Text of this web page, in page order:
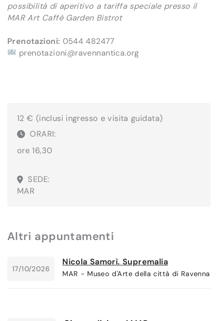
possibilità di aperitivo a tariffa speciale presso il
MAR Art Caffè Garden Bistrot
Prenotazioni: 0544 482477
prenotazioni@ravennantica.org
12 € (inclusi ingresso e visita guidata)
ORARI:
ore 16,30
SEDE:
MAR
Altri appuntamenti
17/10/2026
Nicola Samorì. Supremalia
MAR - Museo d'Arte della città di Ravenna